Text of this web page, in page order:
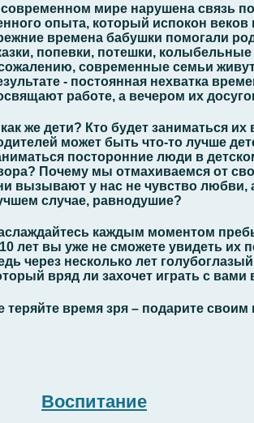
мире нарушена связь
опыта, который испокон
времена бабушки помогали
попевки, потешки,
современные семьи
- постоянная нехватка
работе, а вечером их
же дети? Кто будет заниматься
может быть что-то лучше
посторонние люди в
Почему мы отмахиваемся от
вызывают у нас не чувство любви,
случае, равнодушие?
каждым моментом
лет вы уже не сможете увидеть
через несколько лет
вряд ли захочет играть с
теряйте время зря – подарите
Воспитание